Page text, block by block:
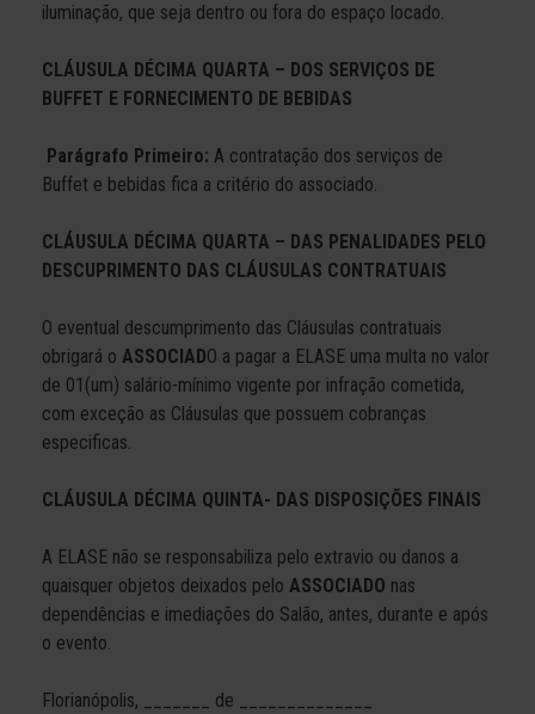
iluminação, que seja dentro ou fora do espaço locado.
CLÁUSULA DÉCIMA QUARTA – DOS SERVIÇOS DE
BUFFET E FORNECIMENTO DE BEBIDAS
Parágrafo Primeiro: A contratação dos serviços de
Buffet e bebidas fica a critério do associado.
CLÁUSULA DÉCIMA QUARTA – DAS PENALIDADES PELO
DESCUPRIMENTO DAS CLÁUSULAS CONTRATUAIS
O eventual descumprimento das Cláusulas contratuais
obrigará o ASSOCIADO a pagar a ELASE uma multa no valor
de 01(um) salário-mínimo vigente por infração cometida,
com exceção as Cláusulas que possuem cobranças
especificas.
CLÁUSULA DÉCIMA QUINTA- DAS DISPOSIÇÕES FINAIS
A ELASE não se responsabiliza pelo extravio ou danos a
quaisquer objetos deixados pelo ASSOCIADO nas
dependências e imediações do Salão, antes, durante e após
o evento.
Florianópolis, _______ de ______________